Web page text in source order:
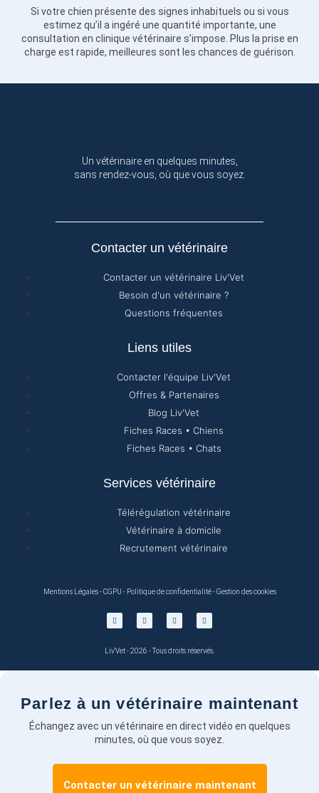
Si votre chien présente des signes inhabituels ou si vous
estimez qu’il a ingéré une quantité importante, une
consultation en clinique vétérinaire s’impose. Plus la prise en
charge est rapide, meilleures sont les chances de guérison.
Un vétérinaire en quelques minutes,
sans rendez-vous, où que vous soyez.
Contacter un vétérinaire
Contacter un vétérinaire Liv'Vet
Besoin d'un vétérinaire ?
Questions fréquentes
Liens utiles
Contacter l'équipe Liv'Vet
Offres & Partenaires
Blog Liv'Vet
Fiches Races • Chiens
Fiches Races • Chats
Services vétérinaire
Télérégulation vétérinaire
Vétérinaire à domicile
Recrutement vétérinaire
Mentions Légales-CGPU - Politique de confidentialité-Gestion des cookies
Liv'Vet - 2026 - Tous droits réservés.
Parlez à un vétérinaire maintenant
Échangez avec un vétérinaire en direct vidéo en quelques
minutes, où que vous soyez.
Contacter un vétérinaire maintenant